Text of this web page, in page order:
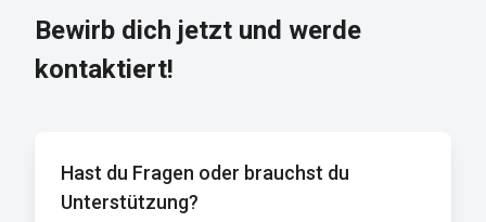
Bewirb dich jetzt und werde
kontaktiert!
Hast du Fragen oder brauchst du
Unterstützung?